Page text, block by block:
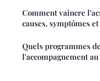
Comment vaincre
causes, symptômes
Quels programmes
l'accompagnement